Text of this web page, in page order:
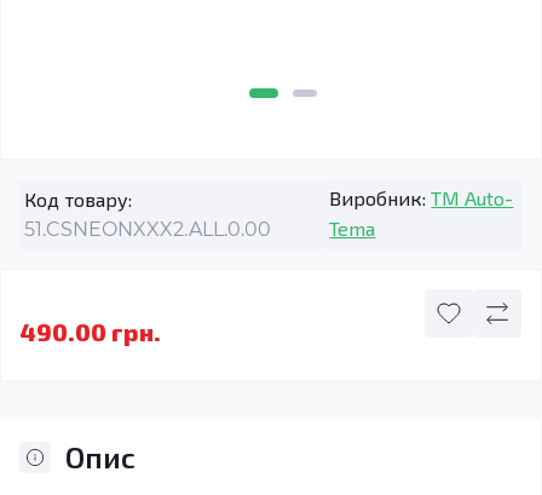
Код товару:
51.CSNEONXXX2.ALL.0.00
Виробник: TM Auto-
Tema
490.00 грн.
Опис